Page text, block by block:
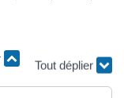
Tout déplier